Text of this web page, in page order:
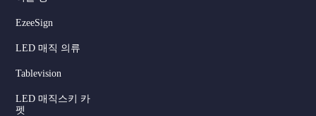
EzeeSign
LED 매직 의류
Tablevision
LED 매직스키 카
펫